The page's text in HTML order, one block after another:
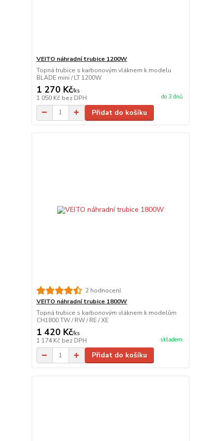
VEITO náhradní trubice 1200W
Topná trubice s karbonovým vláknem k modelu
BLADE mini / LT 1200W
1 270 Kč/ks
1 050 Kč bez DPH do 3 dnů
Přidat do košíku
2 hodnocení
VEITO náhradní trubice 1800W
Topná trubice s karbonovým vláknem k modelům
CH1800 TW / RW / RE / XE
1 420 Kč/ks
1 174 Kč bez DPH skladem
Přidat do košíku